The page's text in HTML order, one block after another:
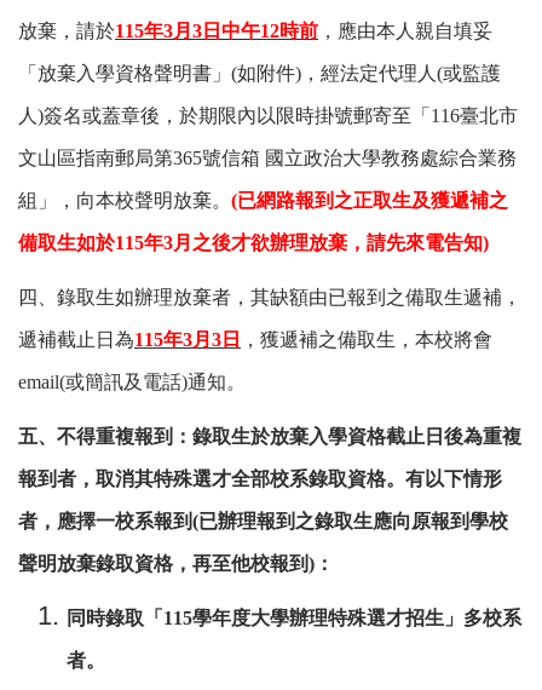
放棄，請於115年3月3日中午12時前 ，應由本人親自填妥
「放棄入學資格聲明書」(如附件)，經法定代理人(或監護
人)簽名或蓋章後，於期限內以限時掛號郵寄至 「116臺北市
文山區指南郵局第365號信箱 國立政治大學教務處綜合業務
組」，向本校聲明放棄。 (已網路報到之正取生及獲遞補之
備取生如於115年3月之後才欲辦理放棄，請先來電告知)
四、錄取生如辦理放棄者，其缺額由已報到之備取生遞補，
遞補截止日為115年3月3日 ，獲遞補之備取生，本校將會
email(或簡訊及電話)通知。
五、不得重複報到：錄取生於放棄入學資格截止日後為重複
報到者，取消其特殊選才全部校系錄取資格。有以下情形
者，應擇一校系報到(已辦理報到之錄取生應向原報到學校
聲明放棄錄取資格，再至他校報到)：
同時錄取「 115學年度大學辦理特殊選才招生」多校系
者。